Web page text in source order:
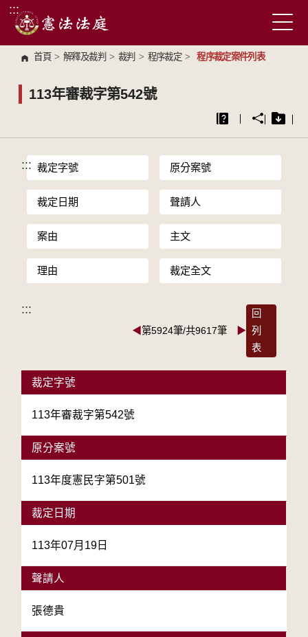
跳到主要內容區塊
:::
首頁 > 解釋及裁判 > 裁判 > 程序裁定 > 程序裁定案件列表
113年審裁字第542號
::: 裁定字號 原分案號
裁定日期 聲請人
案由 主文
理由 裁定全文
:::
◀第5924筆/共9617筆 ▶
回
列
表
裁定字號
113年審裁字第542號
原分案號
113年度憲民字第501號
裁定日期
113年07月19日
聲請人
張德貴